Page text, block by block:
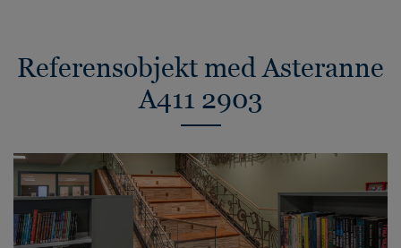
Referensobjekt med Asteranne
A411 2903